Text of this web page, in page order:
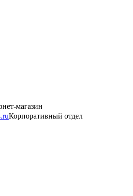
магазин
Корпоративный отдел